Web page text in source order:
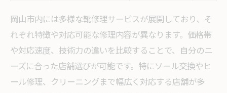
岡山市内には多様な靴修理サービスが展開しており、そ
れぞれ特徴や対応可能な修理内容が異なります。価格帯
や対応速度、技術力の違いを比較することで、自分のニ
ーズに合った店舗選びが可能です。特にソール交換やヒ
ール修理、クリーニングまで幅広く対応する店舗が多